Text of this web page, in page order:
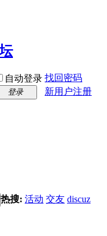
自动登录 找回密码
登录
新用户注册
热搜: 活动 交友 discuz